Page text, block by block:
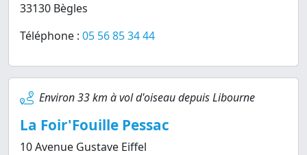
33130 Bègles
Téléphone : 05 56 85 34 44
Environ 33 km à vol d'oiseau depuis Libourne
La Foir'Fouille Pessac
10 Avenue Gustave Eiffel